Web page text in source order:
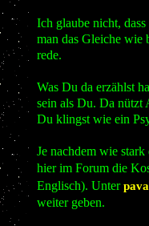
Ich glaube nicht,
man das Gleiche wie
rede.
Was Du da erzählst
sein als Du. Da nützt
Du klingst wie ein
Je nachdem wie
hier im Forum die
Englisch). Unter
weiter geben.